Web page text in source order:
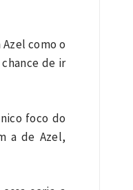
como o
de ir
foco do
a de Azel,